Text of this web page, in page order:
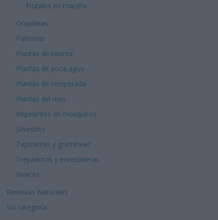
Frutales en maceta
Orquídeas
Palmeras
Plantas de interior
Plantas de poca agua
Plantas de temporada
Plantas del mes
Repelentes de mosquitos
Silvestres
Tapizantes y gramíneas
Trepadoras y enredaderas
Vivaces
Reservas Naturales
Sin categoría